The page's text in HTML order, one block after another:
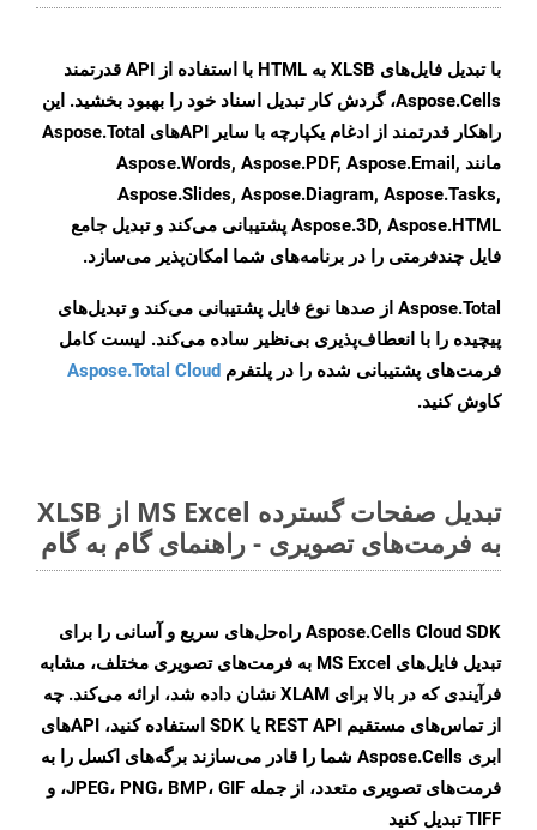
با تبدیل فایل‌های XLSB به HTML با استفاده از API قدرتمند
Aspose.Cells، گردش کار تبدیل اسناد خود را بهبود بخشید. این
راهکار قدرتمند از ادغام یکپارچه با سایر APIهای Aspose.Total
مانند Aspose.Words, Aspose.PDF, Aspose.Email,
Aspose.Slides, Aspose.Diagram, Aspose.Tasks,
Aspose.3D, Aspose.HTML پشتیبانی می‌کند و تبدیل جامع
فایل چندفرمتی را در برنامه‌های شما امکان‌پذیر می‌سازد.
Aspose.Total از صدها نوع فایل پشتیبانی می‌کند و تبدیل‌های
پیچیده را با انعطاف‌پذیری بی‌نظیر ساده می‌کند. لیست کامل
فرمت‌های پشتیبانی شده را در پلتفرم Aspose.Total Cloud
کاوش کنید.
تبدیل صفحات گسترده MS Excel از XLSB
به فرمت‌های تصویری - راهنمای گام به گام
Aspose.Cells Cloud SDK راه‌حل‌های سریع و آسانی را برای
تبدیل فایل‌های MS Excel به فرمت‌های تصویری مختلف، مشابه
فرآیندی که در بالا برای XLAM نشان داده شد، ارائه می‌کند. چه
از تماس‌های مستقیم REST API یا SDK استفاده کنید، APIهای
ابری Aspose.Cells شما را قادر می‌سازند برگه‌های اکسل را به
فرمت‌های تصویری متعدد، از جمله JPEG، PNG، BMP، GIF، و
TIFF تبدیل کنید